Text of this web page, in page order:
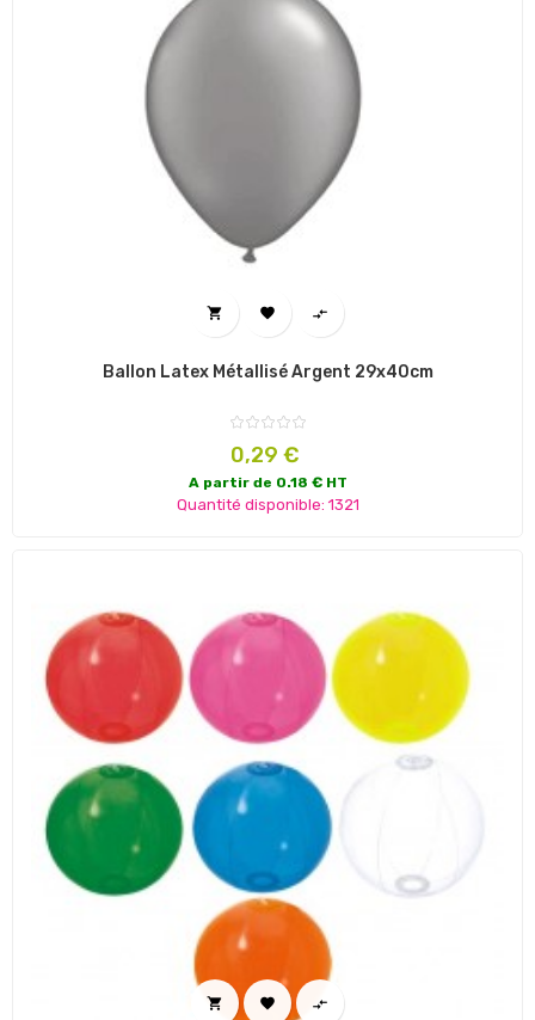
  
Ballon Latex Métallisé Argent 29x40cm
Prix
0,29 €
A partir de 0.18 € HT
Quantité disponible: 1321
  